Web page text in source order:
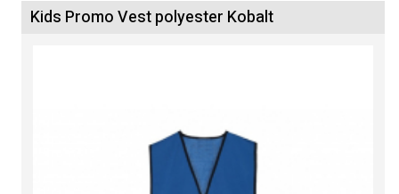
Kids Promo Vest polyester Kobalt